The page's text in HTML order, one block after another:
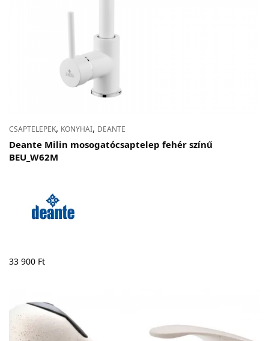
CSAPTELEPEK, KONYHAI, DEANTE
Deante Milin mosogatócsaptelep fehér színű
BEU_W62M
33 900 Ft